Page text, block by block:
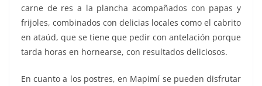
carne de res a la plancha acompañados con papas y
frijoles, combinados con delicias locales como el cabrito
en ataúd, que se tiene que pedir con antelación porque
tarda horas en hornearse, con resultados deliciosos.
En cuanto a los postres, en Mapimí se pueden disfrutar